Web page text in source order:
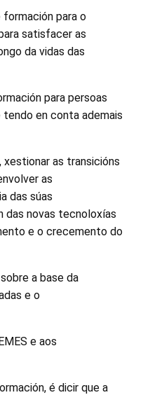
formación para o
satisfacer as
da vidas das
para persoas
tendo en conta ademais
as transicións
as
das súas
das novas tecnoloxías
e o crecemento do
a base da
e o
e aos
é dicir que a